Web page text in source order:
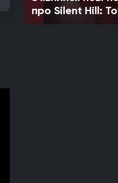
про Silent Hill: